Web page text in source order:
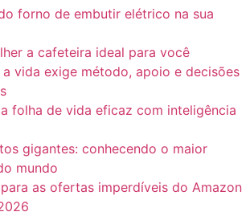
forno de embutir elétrico na sua
a cafeteira ideal para você
a vida exige método, apoio e decisões
folha de vida eficaz com inteligência
gigantes: conhecendo o maior
mundo
as ofertas imperdíveis do Amazon